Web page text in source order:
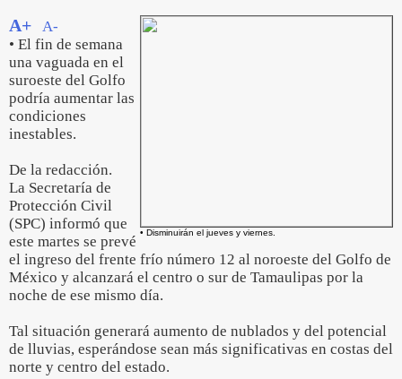
• Disminuirán el jueves y viernes.
A+
A-
• El fin de semana
una vaguada en el
suroeste del Golfo
podría aumentar las
condiciones
inestables.
De la redacción.
La Secretaría de
Protección Civil
(SPC) informó que
este martes se prevé
el ingreso del frente frío número 12 al noroeste del Golfo de
México y alcanzará el centro o sur de Tamaulipas por la
noche de ese mismo día.
Tal situación generará aumento de nublados y del potencial
de lluvias, esperándose sean más significativas en costas del
norte y centro del estado.